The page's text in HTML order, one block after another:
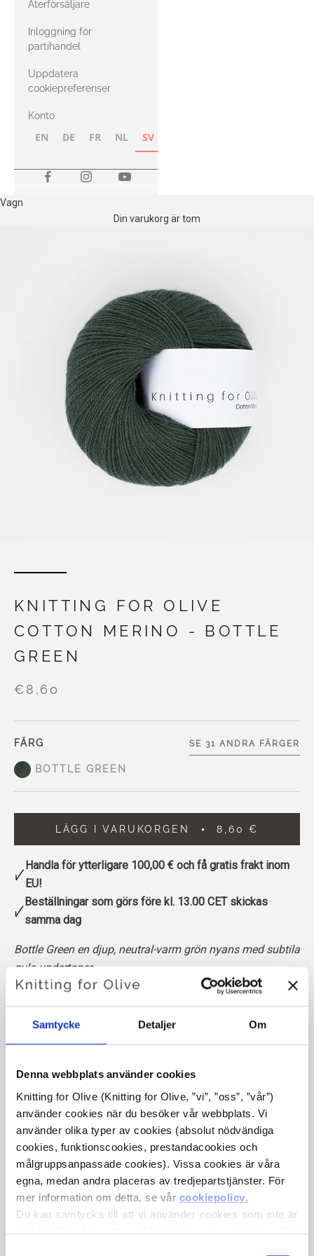
Samtycke Detaljer Om
Denna webbplats använder cookies
Knitting for Olive (Knitting for Olive, ”vi”, ”oss”, ”vår”)
använder cookies när du besöker vår webbplats. Vi
använder olika typer av cookies (absolut nödvändiga
cookies, funktionscookies, prestandacookies och
målgruppsanpassade cookies). Vissa cookies är våra
egna, medan andra placeras av tredjepartstjänster. För
mer information om detta, se vår cookiepolicy.
Du kan samtycka till att vi använder cookies som inte är
nödvändiga för att webbplatsen ska fungera. Ditt
med Heavy
Merino
Återförsäljare
Inloggning för
partihandel
Uppdatera
cookiepreferenser
Konto
EN DE FR NL SV
Vagn
Din varukorg är tom
KNITTING FOR OLIVE
COTTON MERINO - BOTTLE
GREEN
€8,60
FÄRG
BOTTLE GREEN
SE 31 ANDRA FÄRGER
LÄGG I VARUKORGEN 8,60 €
Handla för ytterligare 100,00 €och få gratis frakt inom
EU!
Beställningar som görs före kl. 13.00 CET skickas
samma dag
Bottle Green en djup, neutral-varm grön nyans med subtila
gula undertoner.
Den har ett mjukt, klassiskt utseende med ett nästan
skogsliknande djup.
Passar även bra till: Mörk höst
Knitting for Olive Cotton Merino en mjuk och lätt blandning
av 70 % OCS-certifierad bomull och30 % RWS-certifierad
merinoull . Ullen ger bomullen spänst och elasticitet, vilket
gör vårt Cotton Merino till Cotton Merino härligt garn med
övervägande bomull som kan användas året runt och som
passar perfekt till vardagskläder.